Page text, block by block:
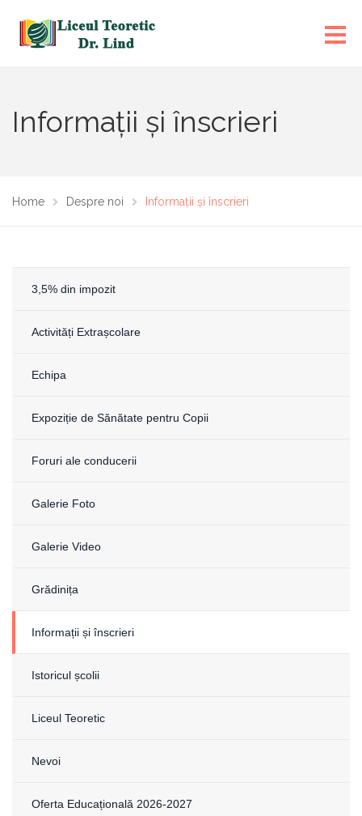
Informații și înscrieri
Home Despre noi Informații și înscrieri
3,5% din impozit
Activități Extrașcolare
Echipa
Expoziție de Sănătate pentru Copii
Foruri ale conducerii
Galerie Foto
Galerie Video
Grădinița
Informații și înscrieri
Istoricul școlii
Liceul Teoretic
Nevoi
Oferta Educațională 2026-2027